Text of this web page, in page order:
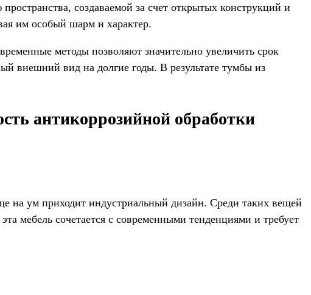
создаваемой за счет открытых конструкций и
им особый шарм и характер.
методы позволяют значительно увеличить срок
внешний вид на долгие годы. В результате тумбы из
антикоррозийной обработки
на ум приходит индустриальный дизайн. Среди таких вещей
мебель сочетается с современными тенденциями и требует